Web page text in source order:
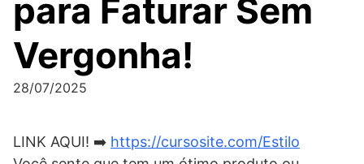
para Faturar Sem
Vergonha!
28/07/2025
LINK AQUI! ➡️ https://cursosite.com/Estilo